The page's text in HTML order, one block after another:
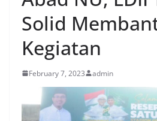
Solid
Kegiatan
February 7, 2023 admin